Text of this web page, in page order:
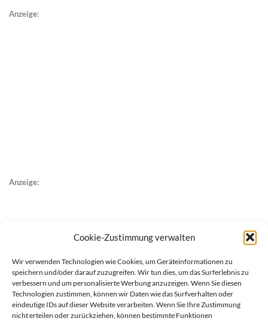
Cookie-Zustimmung verwalten
Wir verwenden Technologien wie Cookies, um Geräteinformationen zu
speichern und/oder darauf zuzugreifen. Wir tun dies, um das Surferlebnis zu
verbessern und um personalisierte Werbung anzuzeigen. Wenn Sie diesen
Technologien zustimmen, können wir Daten wie das Surfverhalten oder
eindeutige IDs auf dieser Website verarbeiten. Wenn Sie Ihre Zustimmung
nicht erteilen oder zurückziehen, können bestimmte Funktionen
Anzeige:
Anzeige: